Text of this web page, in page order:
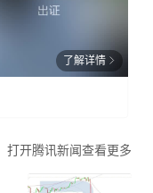
了解详情
打开腾讯新闻查看更多